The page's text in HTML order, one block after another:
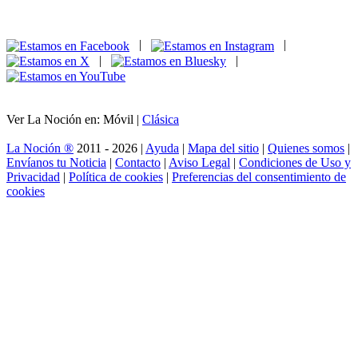
|
|
Ver La Noción en: Móvil | Clásica
La Noción ® 2011 - 2026 | Ayuda | Mapa del sitio | Quienes somos |
Envíanos tu Noticia | Contacto | Aviso Legal | Condiciones de Uso y
Privacidad | Política de cookies | Preferencias del consentimiento de
cookies